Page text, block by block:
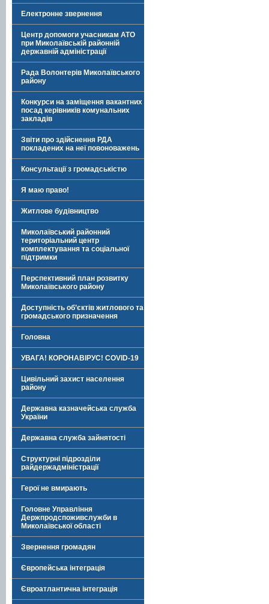
Електронне звернення
Центр допомоги учасникам АТО
при Миколаївській районній
державній адміністрації
Рада Волонтерів Миколаївського
району
Конкурси на заміщення вакантних
посад керівників комунальних
закладів
Звіти про здійснення РДА
покладених на неї повоноважень
Консультації з громадськістю
Я маю право!
Житлове будівництво
Миколаївський районний
територіальний центр
комплектування та соціальної
підтримки
Перспективний план розвитку
Миколаївського району
Доступність об’єктів житлового та
громадського призначення
Головна
УВАГА! КОРОНАВІРУС! COVID-19
Цивільний захист населення
району
Державна казначейська служба
України
Державна служба зайнятості
Структурні підрозділи
райдержадміністрації
Герої не вмирають
Головне Управління
Держпродспоживслужби в
Миколаївської області
Звернення громадян
Європейська інтеграція
Євроатлантична інтеграція